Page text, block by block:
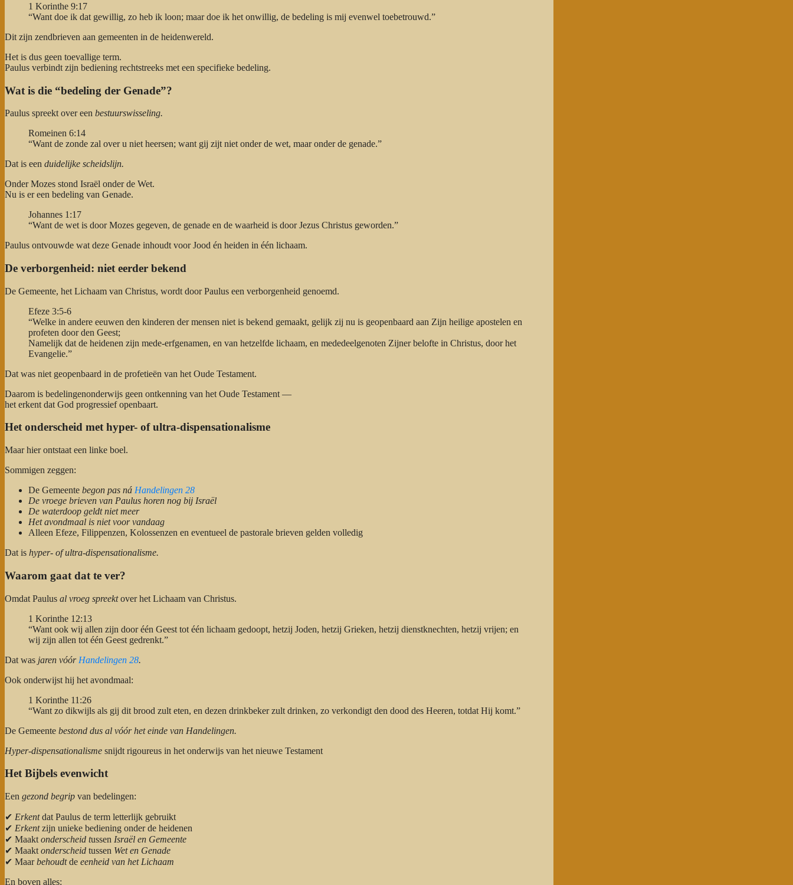
1 Korinthe 9:17
“Want doe ik dat gewillig, zo heb ik loon; maar doe ik het onwillig, de bedeling is mij evenwel toebetrouwd.”
Dit zijn zendbrieven aan gemeenten in de heidenwereld.
Het is dus geen toevallige term.
Paulus verbindt zijn bediening rechtstreeks met een specifieke bedeling.
Wat is die “bedeling der Genade”?
Paulus spreekt over een bestuurswisseling.
Romeinen 6:14
“Want de zonde zal over u niet heersen; want gij zijt niet onder de wet, maar onder de genade.”
Dat is een duidelijke scheidslijn.
Onder Mozes stond Israël onder de Wet.
Nu is er een bedeling van Genade.
Johannes 1:17
“Want de wet is door Mozes gegeven, de genade en de waarheid is door Jezus Christus geworden.”
Paulus ontvouwde wat deze Genade inhoudt voor Jood én heiden in één lichaam.
De verborgenheid: niet eerder bekend
De Gemeente, het Lichaam van Christus, wordt door Paulus een verborgenheid genoemd.
Efeze 3:5-6
“Welke in andere eeuwen den kinderen der mensen niet is bekend gemaakt, gelijk zij nu is geopenbaard aan Zijn heilige apostelen en
profeten door den Geest;
Namelijk dat de heidenen zijn mede-erfgenamen, en van hetzelfde lichaam, en mededeelgenoten Zijner belofte in Christus, door het
Evangelie.”
Dat was niet geopenbaard in de profetieën van het Oude Testament.
Daarom is bedelingenonderwijs geen ontkenning van het Oude Testament —
het erkent dat God progressief openbaart.
Het onderscheid met hyper- of ultra-dispensationalisme
Maar hier ontstaat een linke boel.
Sommigen zeggen:
De Gemeente begon pas ná Handelingen 28
De vroege brieven van Paulus horen nog bij Israël
De waterdoop geldt niet meer
Het avondmaal is niet voor vandaag
Alleen Efeze, Filippenzen, Kolossenzen en eventueel de pastorale brieven gelden volledig
Dat is hyper- of ultra-dispensationalisme.
Waarom gaat dat te ver?
Omdat Paulus al vroeg spreektover het Lichaam van Christus.
1 Korinthe 12:13
“Want ook wij allen zijn door één Geest tot één lichaam gedoopt, hetzij Joden, hetzij Grieken, hetzij dienstknechten, hetzij vrijen; en
wij zijn allen tot één Geest gedrenkt.”
Dat was jaren vóór Handelingen 28.
Ook onderwijst hij het avondmaal:
1 Korinthe 11:26
“Want zo dikwijls als gij dit brood zult eten, en dezen drinkbeker zult drinken, zo verkondigt den dood des Heeren, totdat Hij komt.”
De Gemeente bestond dus al vóór het einde van Handelingen.
Hyper-dispensationalisme snijdt rigoureus in het onderwijs van het nieuwe Testament
Het Bijbels evenwicht
Een gezond begrip van bedelingen:
✔ Erkentdat Paulus de term letterlijk gebruikt
✔ Erkentzijn unieke bediening onder de heidenen
✔ Maakt onderscheid tussen Israël en Gemeente
✔ Maakt onderscheid tussen Wet en Genade
✔ Maarbehoudtde eenheid van het Lichaam
En boven alles: